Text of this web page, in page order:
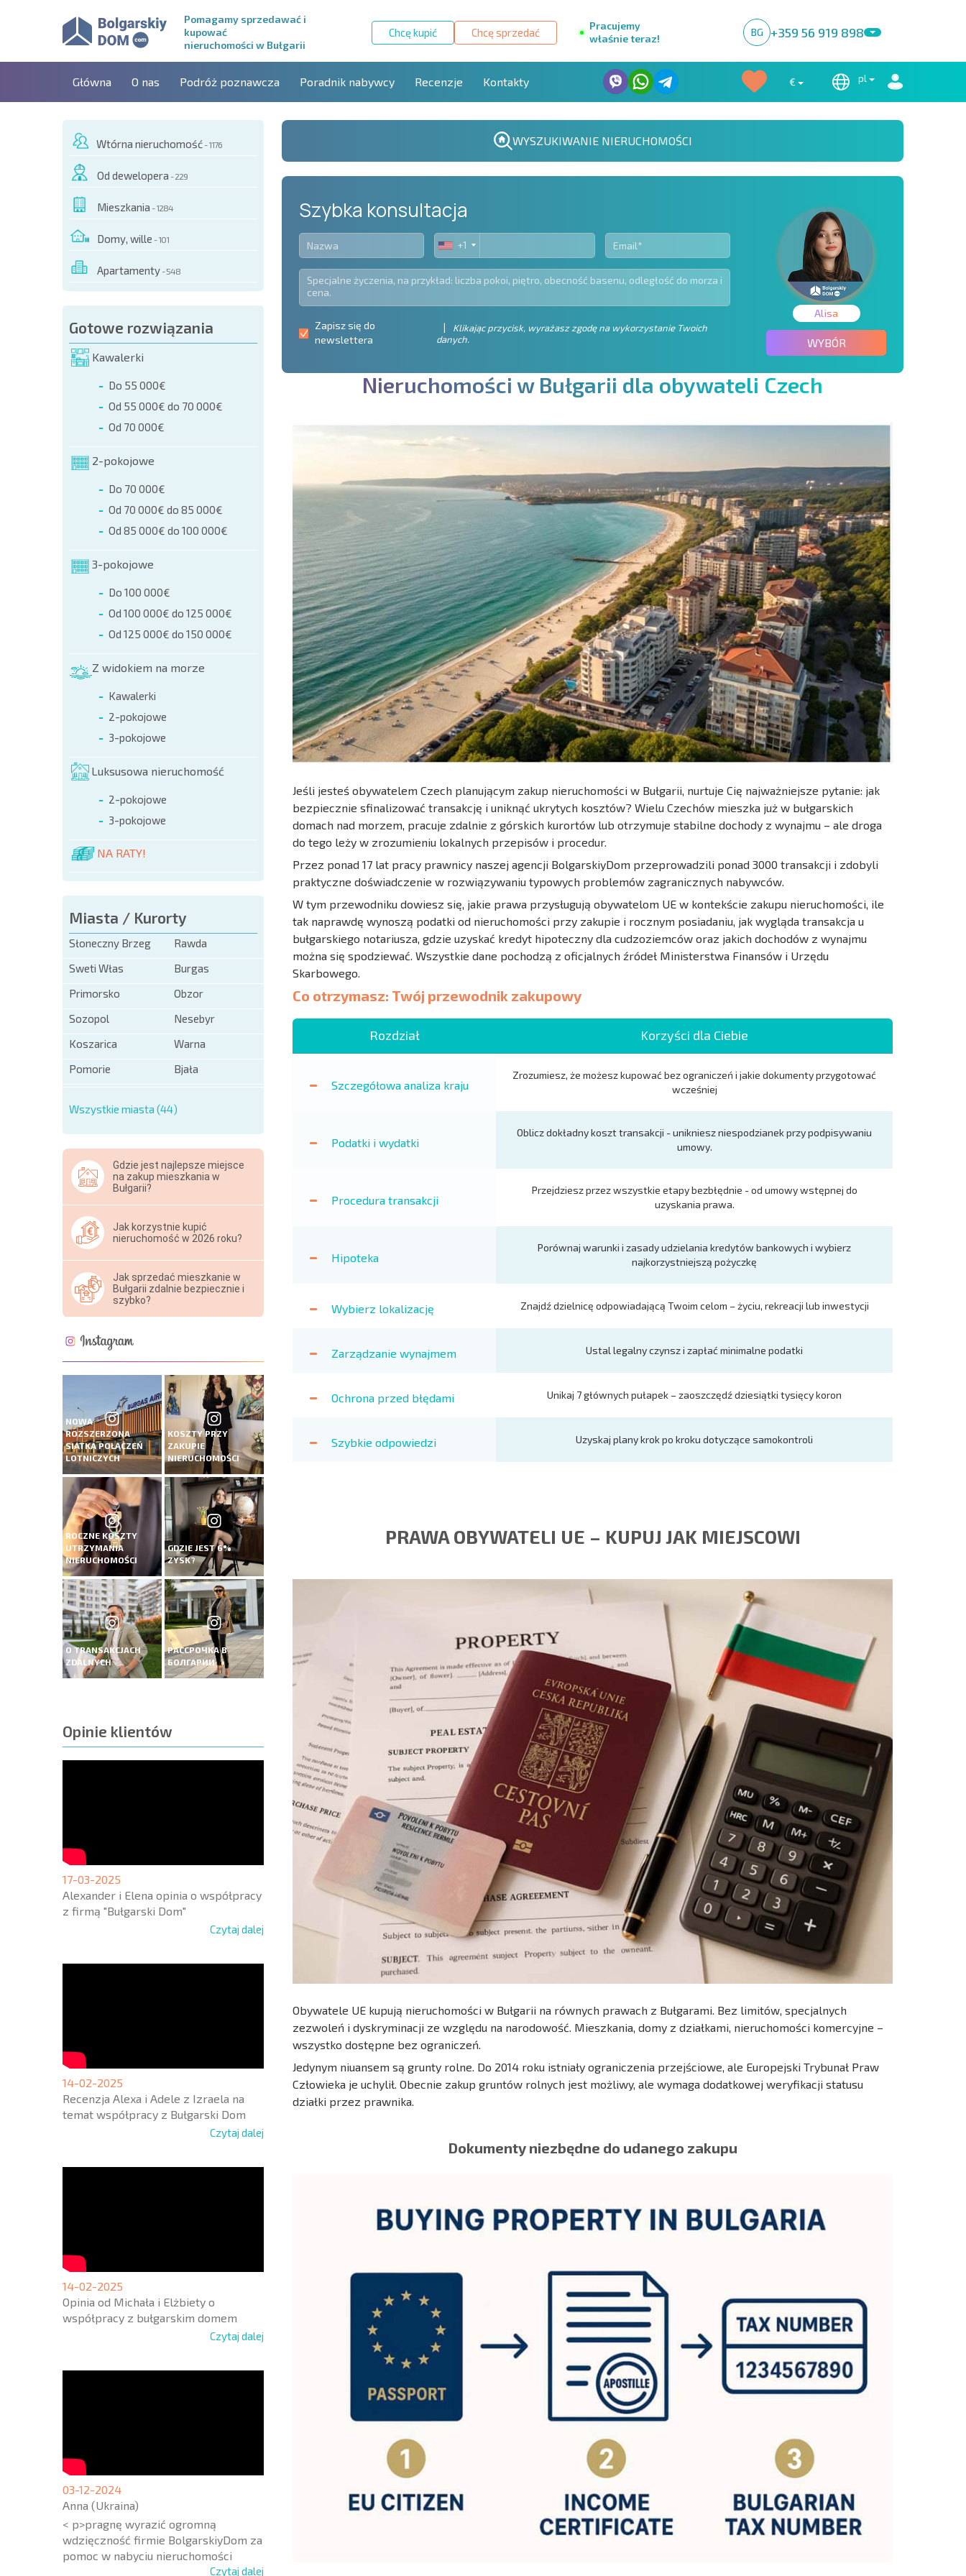
Pomagamy sprzedawać i
kupować
nieruchomości w Bułgarii
Chcę kupić Chcę sprzedać
Pracujemy
właśnie teraz!
BG +359 56 919 898
Główna O nas Podróż poznawcza Poradnik nabywcy Recenzje Kontakty € pl
Wtórna nieruchomość - 1176
Od dewelopera - 229
Mieszkania - 1284
Domy, wille - 101
Apartamenty - 548
Gotowe rozwiązania
Kawalerki
Do 55 000€
Od 55 000€ do 70 000€
Od 70 000€
2-pokojowe
Do 70 000€
Od 70 000€ do 85 000€
Od 85 000€ do 100 000€
3-pokojowe
Do 100 000€
Od 100 000€ do 125 000€
Od 125 000€ do 150 000€
Z widokiem na morze
Kawalerki
2-pokojowe
3-pokojowe
Luksusowa nieruchomość
2-pokojowe
3-pokojowe
NA RATY!
Miasta / Kurorty
Słoneczny Brzeg
Rawda
Sweti Włas
Burgas
Primorsko
Obzor
Sozopol
Nesebyr
Koszarica
Warna
Pomorie
Bjała
Wszystkie miasta (44)
Gdzie jest najlepsze miejsce
na zakup mieszkania w
Bułgarii?
Jak korzystnie kupić
nieruchomość w 2026 roku?
Jak sprzedać mieszkanie w
Bułgarii zdalnie bezpiecznie i
szybko?
NOWA
ROZSZERZONA
SIATKA POŁĄCZEŃ
LOTNICZYCH
KOSZTY PRZY
ZAKUPIE
NIERUCHOMOŚCI
ROCZNE KOSZTY
UTRZYMANIA
NIERUCHOMOŚCI
GDZIE JEST 6%
ZYSK?
O TRANSAKCJACH
ZDALNYCH
РАССРОЧКА В
БОЛГАРИИ
Opinie klientów
17-03-2025
Alexander i Elena opinia o współpracy
z firmą "Bułgarski Dom"
Czytaj dalej
14-02-2025
Recenzja Alexa i Adele z Izraela na
temat współpracy z Bułgarski Dom
Czytaj dalej
14-02-2025
Opinia od Michała i Elżbiety o
współpracy z bułgarskim domem
Czytaj dalej
03-12-2024
Anna (Ukraina)
< p>pragnę wyrazić ogromną
wdzięczność firmie BolgarskiyDom za
pomoc w nabyciu nieruchomości
Czytaj dalej
WYSZUKIWANIE NIERUCHOMOŚCI
Szybka konsultacja
United
+1
+1
Zapisz się do
newslettera
Klikając przycisk, wyrażasz zgodę na wykorzystanie Twoich
danych.
Alisa
WYBÓR
Nieruchomości w Bułgarii dla obywateli Czech
Jeśli jesteś obywatelem Czech planującym zakup nieruchomości w Bułgarii, nurtuje Cię najważniejsze pytanie: jak
bezpiecznie sfinalizować transakcję i uniknąć ukrytych kosztów? Wielu Czechów mieszka już w bułgarskich
domach nad morzem, pracuje zdalnie z górskich kurortów lub otrzymuje stabilne dochody z wynajmu – ale droga
do tego leży w zrozumieniu lokalnych przepisów i procedur.
Przez ponad 17 lat pracy prawnicy naszej agencji BolgarskiyDom przeprowadzili ponad 3000 transakcji i zdobyli
praktyczne doświadczenie w rozwiązywaniu typowych problemów zagranicznych nabywców.
W tym przewodniku dowiesz się, jakie prawa przysługują obywatelom UE w kontekście zakupu nieruchomości, ile
tak naprawdę wynoszą podatki od nieruchomości przy zakupie i rocznym posiadaniu, jak wygląda transakcja u
bułgarskiego notariusza, gdzie uzyskać kredyt hipoteczny dla cudzoziemców oraz jakich dochodów z wynajmu
można się spodziewać. Wszystkie dane pochodzą z oficjalnych źródeł Ministerstwa Finansów i Urzędu
Skarbowego.
Co otrzymasz: Twój przewodnik zakupowy
Rozdział Korzyści dla Ciebie
Szczegółowa analiza kraju
Zrozumiesz, że możesz kupować bez ograniczeń i jakie dokumenty przygotować
wcześniej
Podatki i wydatki
Oblicz dokładny koszt transakcji - unikniesz niespodzianek przy podpisywaniu
umowy.
Procedura transakcji
Przejdziesz przez wszystkie etapy bezbłędnie - od umowy wstępnej do
uzyskania prawa.
Hipoteka
Porównaj warunki i zasady udzielania kredytów bankowych i wybierz
najkorzystniejszą pożyczkę
Wybierz lokalizację Znajdź dzielnicę odpowiadającą Twoim celom – życiu, rekreacji lub inwestycji
Zarządzanie wynajmem Ustal legalny czynsz i zapłać minimalne podatki
Ochrona przed błędami Unikaj 7 głównych pułapek – zaoszczędź dziesiątki tysięcy koron
Szybkie odpowiedzi Uzyskaj plany krok po kroku dotyczące samokontroli
PRAWA OBYWATELI UE – KUPUJ JAK MIEJSCOWI
Obywatele UE kupują nieruchomości w Bułgarii na równych prawach z Bułgarami. Bez limitów, specjalnych
zezwoleń i dyskryminacji ze względu na narodowość. Mieszkania, domy z działkami, nieruchomości komercyjne –
wszystko dostępne bez ograniczeń.
Jedynym niuansem są grunty rolne. Do 2014 roku istniały ograniczenia przejściowe, ale Europejski Trybunał Praw
Człowieka je uchylił. Obecnie zakup gruntów rolnych jest możliwy, ale wymaga dodatkowej weryfikacji statusu
działki przez prawnika.
Dokumenty niezbędne do udanego zakupu